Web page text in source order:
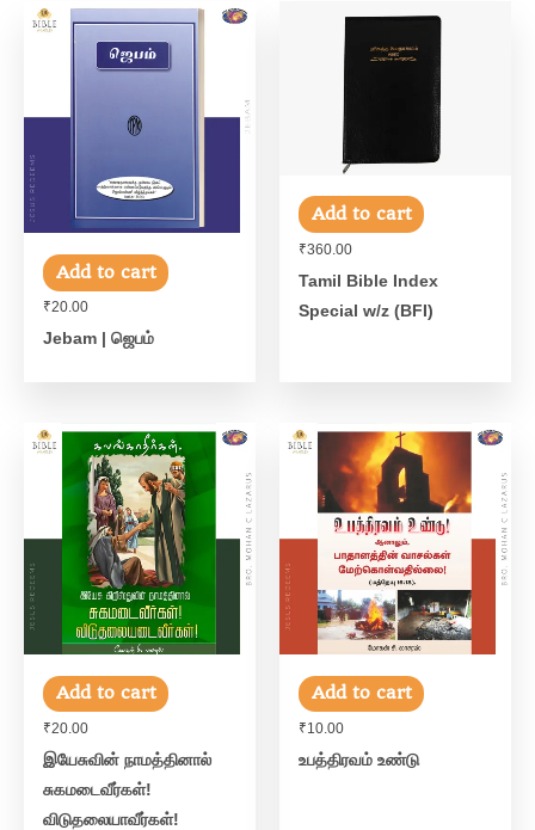
Add to cart
₹20.00
Jebam | ஜெபம்
Add to cart
₹360.00
Tamil Bible Index
Special w/z (BFI)
Add to cart
₹20.00
இயேசுவின் நாமத்தினால்
சுகமடைவீர்கள்!
விடுதலையாவீர்கள்!
Add to cart
₹10.00
உபத்திரவம் உண்டு